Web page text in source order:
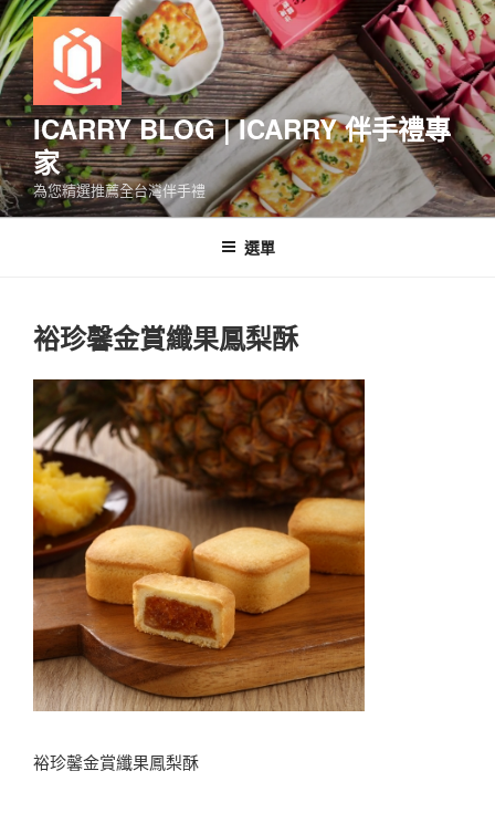
跳
至
主
要
內
容
ICARRY BLOG | ICARRY 伴手禮專
家
為您精選推薦全台灣伴手禮
選單
裕珍馨金賞纖果鳳梨酥
裕珍馨金賞纖果鳳梨酥